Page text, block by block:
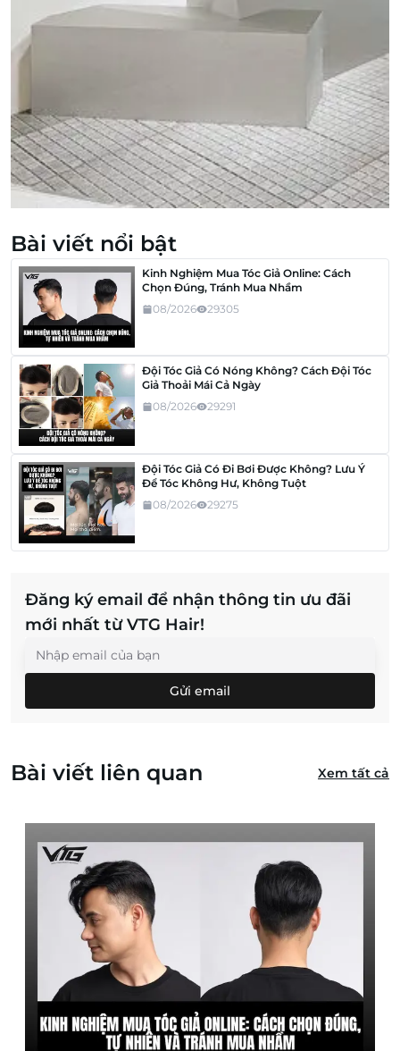
Bài viết nổi bật
Kinh Nghiệm Mua Tóc Giả Online: Cách
Chọn Đúng, Tránh Mua Nhầm
08/2026
29305
Đội Tóc Giả Có Nóng Không? Cách Đội Tóc
Giả Thoải Mái Cả Ngày
08/2026
29291
Đội Tóc Giả Có Đi Bơi Được Không? Lưu Ý
Để Tóc Không Hư, Không Tuột
08/2026
29275
Đăng ký email để nhận thông tin ưu đãi
mới nhất từ VTG Hair!
Gửi email
Bài viết liên quan Xem tất cả